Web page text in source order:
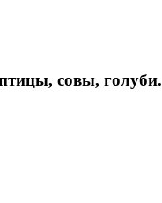
совы, голуби.